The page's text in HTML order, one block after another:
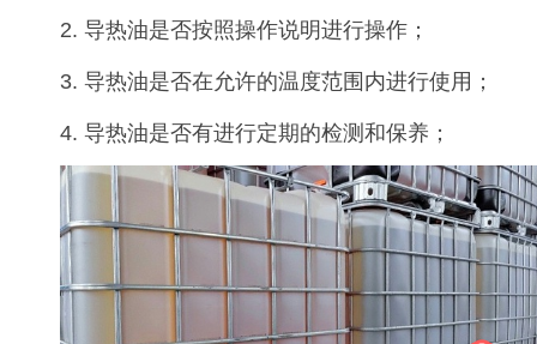
2. 导热油是否按照操作说明进行操作；
3. 导热油是否在允许的温度范围内进行使用；
4. 导热油是否有进行定期的检测和保养；